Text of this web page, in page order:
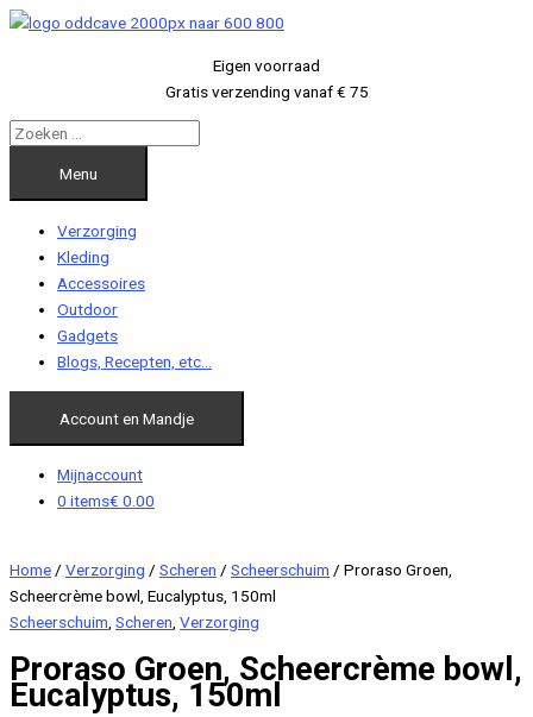
Ga
Eigen voorraad
Gratis verzending vanaf € 75
Menu
Verzorging
Kleding
Accessoires
Outdoor
Gadgets
Blogs, Recepten, etc…
Account en Mandje
Mijnaccount
0 items€ 0.00
Home / Verzorging / Scheren / Scheerschuim / Proraso Groen,
Scheercrème bowl, Eucalyptus, 150ml
Scheerschuim Scheren Verzorging
Proraso Groen, Scheercrème bowl,
Eucalyptus, 150ml